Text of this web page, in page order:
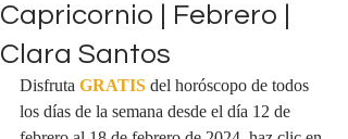
Capricornio | Febrero |
Clara Santos
Disfruta GRATISdel horóscopo de todos
los días de la semana desde el día 12 de